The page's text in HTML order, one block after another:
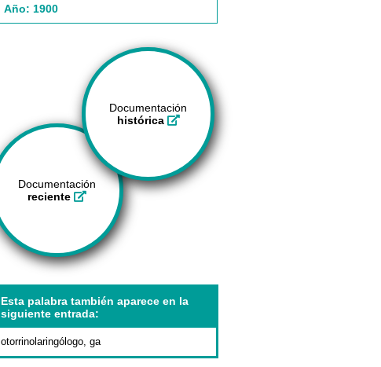
Año: 1900
Documentación
histórica
Documentación
reciente
Esta palabra también aparece en la
siguiente entrada:
otorrinolaringólogo, ga